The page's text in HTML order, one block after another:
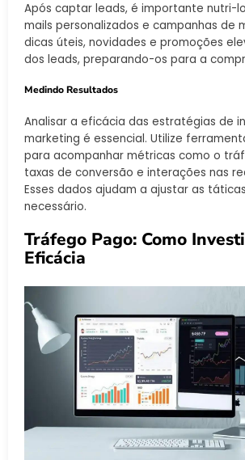
Após captar leads, é importante nutri-
mails personalizados e campanhas de
dicas úteis, novidades e promoções
dos leads, preparando-os para a
Medindo Resultados
Analisar a eficácia das estratégias de
marketing é essencial. Utilize
para acompanhar métricas como o
taxas de conversão e interações nas
Esses dados ajudam a ajustar as
necessário.
Tráfego Pago: Como
Eficácia